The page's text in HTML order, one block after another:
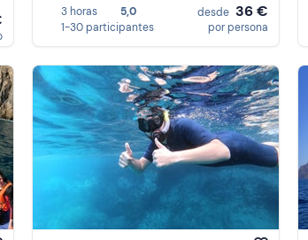
3 horas
5,0
1-30 participantes
desde 36 €
por persona